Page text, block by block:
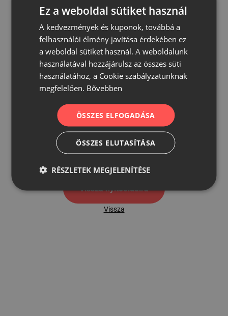
500
Vissza nyítóoldalra
Vissza
Ez a weboldal sütiket használ
A kedvezmények és kuponok, továbbá a
felhasználói élmény javítása érdekében ez
a weboldal sütiket használ. A weboldalunk
használatával hozzájárulsz az összes süti
használatához, a Cookie szabályzatunknak
megfelelően. Bővebben
ÖSSZES ELFOGADÁSA
ÖSSZES ELUTASÍTÁSA
RÉSZLETEK MEGJELENÍTÉSE